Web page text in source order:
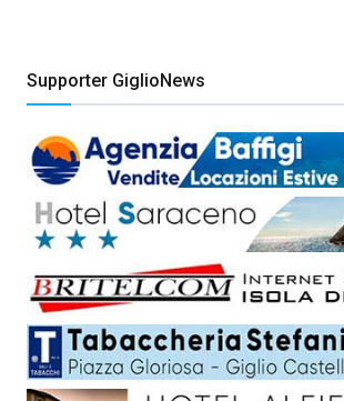
Supporter GiglioNews